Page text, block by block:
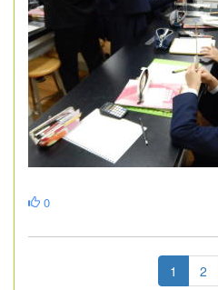
0
1 2